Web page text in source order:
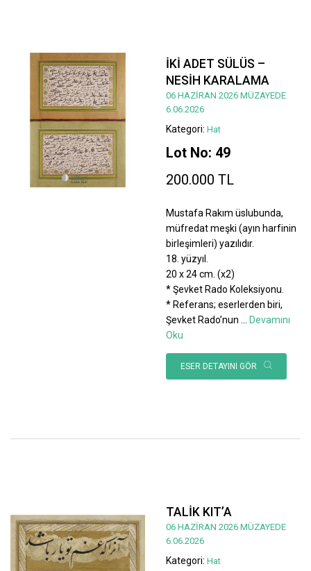
İKİ ADET SÜLÜS –
NESİH KARALAMA
06 HAZİRAN 2026 MÜZAYEDE
6.06.2026
Kategori: Hat
Lot No: 49
200.000 TL
Mustafa Rakım üslubunda,
müfredat meşki (ayın harfinin
birleşimleri) yazılıdır.
18. yüzyıl.
20 x 24 cm. (x2)
* Şevket Rado Koleksiyonu.
* Referans; eserlerden biri,
Şevket Rado’nun
Devamını
Oku
ESER DETAYINI GÖR
TALİK KIT’A
06 HAZİRAN 2026 MÜZAYEDE
6.06.2026
Kategori: Hat